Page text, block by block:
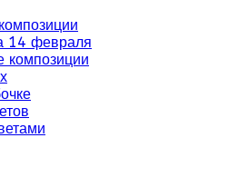
14 февраля
композиции